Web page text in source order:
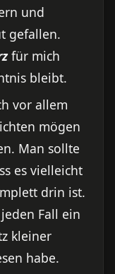
und
gefallen.
für mich
bleibt.
vor allem
mögen
Man sollte
es vielleicht
drin ist.
Fall ein
kleiner
habe.